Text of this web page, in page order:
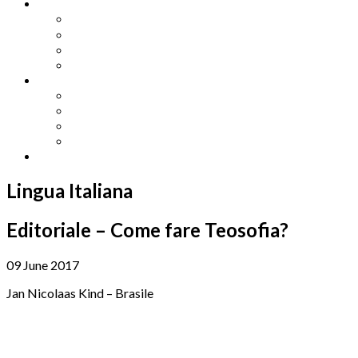
Lingua Italiana
Editoriale – Come fare Teosofia?
09 June 2017
Jan Nicolaas Kind – Brasile